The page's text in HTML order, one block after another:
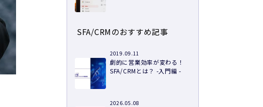
SFA/CRMのおすすめ記事
2019.09.11
劇的に営業効率が変わる！
SFA/CRMとは？ -入門編 -
2026.05.08